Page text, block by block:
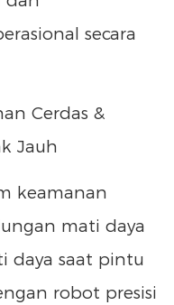
secara
Cerdas &
Jauh
keamanan
mati daya
daya saat pintu
robot presisi